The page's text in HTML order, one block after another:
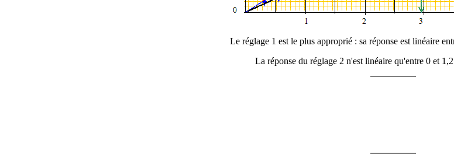
Le réglage 1 est le plus approprié : sa réponse est linéaire
La réponse du réglage 2 n'est linéaire qu'entre 0 et